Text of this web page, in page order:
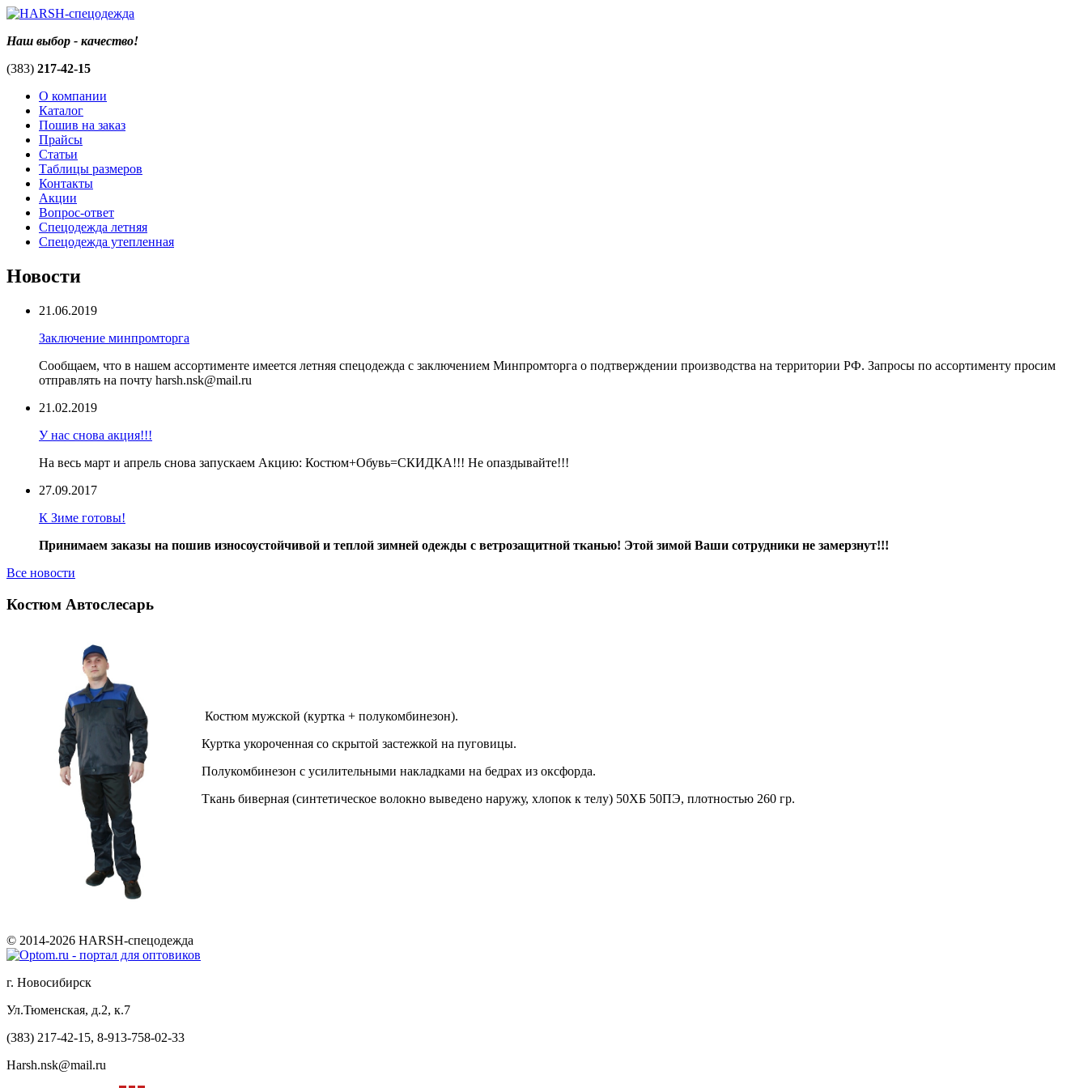
Наш выбор - качество!
(383) 217-42-15
О компании
Каталог
Пошив на заказ
Прайсы
Статьи
Таблицы размеров
Контакты
Акции
Вопрос-ответ
Спецодежда летняя
Спецодежда утепленная
Новости
21.06.2019
Заключение минпромторга
Сообщаем, что в нашем ассортименте имеется летняя спецодежда с заключением Минпромторга о подтверждении производства на территории РФ. Запросы по ассортименту просим
отправлять на почту harsh.nsk@mail.ru
21.02.2019
У нас снова акция!!!
На весь март и апрель снова запускаем Акцию: Костюм+Обувь=СКИДКА!!! Не опаздывайте!!!
27.09.2017
К Зиме готовы!
Принимаем заказы на пошив износоустойчивой и теплой зимней одежды с ветрозащитной тканью! Этой зимой Ваши сотрудники не замерзнут!!!
Все новости
Костюм Автослесарь
Костюм мужской (куртка + полукомбинезон).
Куртка укороченная со скрытой застежкой на пуговицы.
Полукомбинезон с усилительными накладками на бедрах из оксфорда.
Ткань биверная (синтетическое волокно выведено наружу, хлопок к телу) 50ХБ 50ПЭ, плотностью 260 гр.
© 2014-2026 HARSH-спецодежда
г. Новосибирск
Ул.Тюменская, д.2, к.7
(383) 217-42-15, 8-913-758-02-33
Harsh.nsk@mail.ru